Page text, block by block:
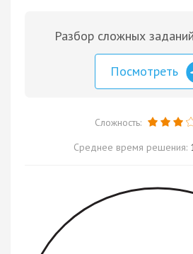
Разбор сложных
Посмотреть
Сложность:
Среднее время решения: